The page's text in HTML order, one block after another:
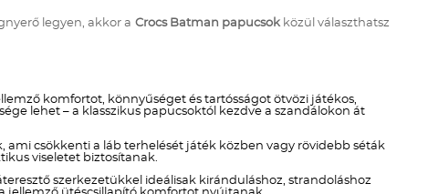
legyen, akkor a Crocs Batman papucsokközül választhatsz
komfortot, könnyűséget és tartósságot ötvözi játékos,
lehet – a klasszikus papucsoktól kezdve a szandálokon át
csökkenti a láb terhelését játék közben vagy rövidebb séták
viseletet biztosítanak.
szerkezetükkel ideálisak kiránduláshoz, strandoláshoz